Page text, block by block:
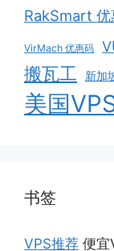
RakSmart 优
VirMach 优惠码
搬瓦工
新加
美国
书签
VPS推荐 便宜